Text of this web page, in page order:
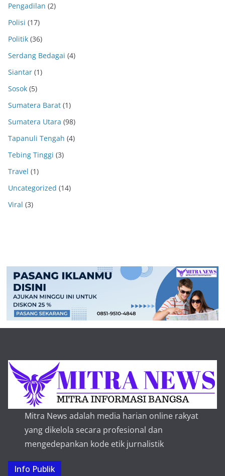
Pengadilan (2)
Polisi (17)
Politik (36)
Serdang Bedagai (4)
Siantar (1)
Sosok (5)
Sumatera Barat (1)
Sumatera Utara (98)
Tapanuli Tengah (4)
Tebing Tinggi (3)
Travel (1)
Uncategorized (14)
Viral (3)
Mitra News adalah media harian online rakyat
yang dikelola secara profesional dan
mengedepankan kode etik jurnalistik
Info Publik